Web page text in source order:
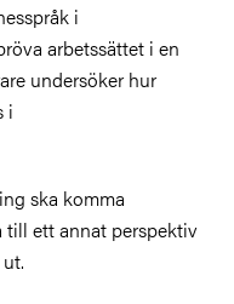
i
arbetssättet i en
undersöker hur
i
ska komma
ett annat perspektiv